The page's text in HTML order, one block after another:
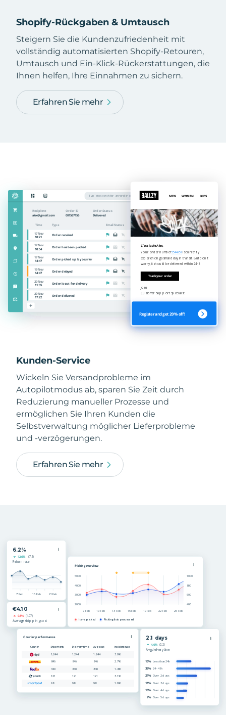
Shopify-Rückgaben & Umtausch
Steigern Sie die Kundenzufriedenheit mit
vollständig automatisierten Shopify-Retouren,
Umtausch und Ein-Klick-Rückerstattungen, die
Ihnen helfen, Ihre Einnahmen zu sichern.
Erfahren Sie mehr
Kunden-Service
Wickeln Sie Versandprobleme im
Autopilotmodus ab, sparen Sie Zeit durch
Reduzierung manueller Prozesse und
ermöglichen Sie Ihren Kunden die
Selbstverwaltung möglicher Lieferprobleme
und -verzögerungen.
Erfahren Sie mehr